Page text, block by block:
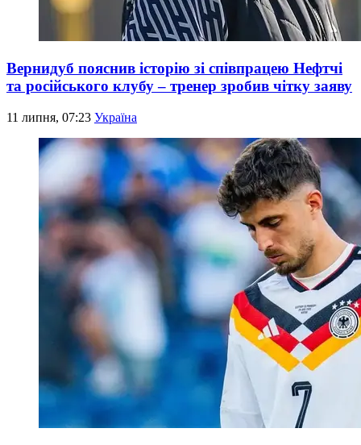
Вернидуб пояснив історію зі співпрацею Нефтчі
та російського клубу – тренер зробив чітку заяву
11 липня, 07:23 Україна